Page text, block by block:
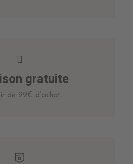
gratuite
de 99€ d’achat.